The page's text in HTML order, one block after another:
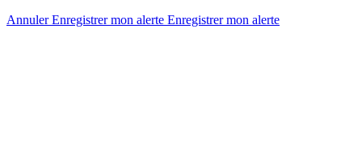
AnnulerEnregistrer mon alerte Enregistrermon alerte